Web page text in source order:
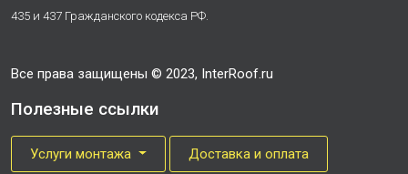
435 и 437 Гражданского кодекса РФ.
Все права защищены © 2023, InterRoof.ru
Полезные ссылки
Услуги монтажа Доставка и оплата